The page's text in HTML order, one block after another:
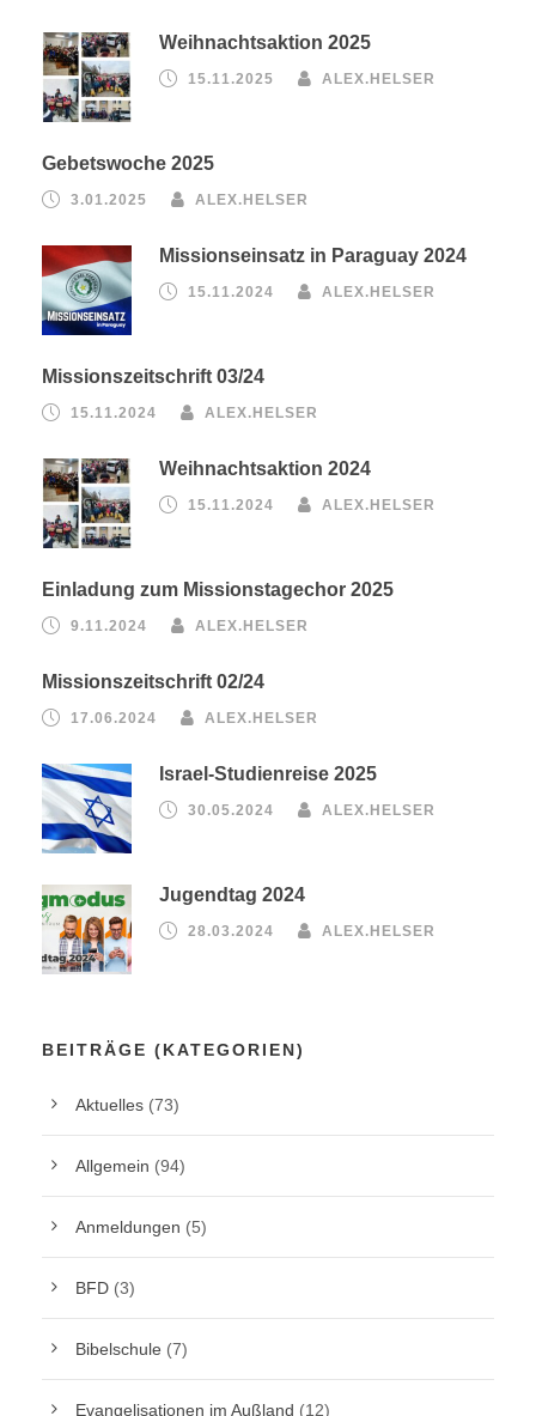
Weihnachtsaktion 2025
15.11.2025 ALEX.HELSER
Gebetswoche 2025
3.01.2025 ALEX.HELSER
Missionseinsatz in Paraguay 2024
15.11.2024 ALEX.HELSER
Missionszeitschrift 03/24
15.11.2024 ALEX.HELSER
Weihnachtsaktion 2024
15.11.2024 ALEX.HELSER
Einladung zum Missionstagechor 2025
9.11.2024 ALEX.HELSER
Missionszeitschrift 02/24
17.06.2024 ALEX.HELSER
Israel-Studienreise 2025
30.05.2024 ALEX.HELSER
Jugendtag 2024
28.03.2024 ALEX.HELSER
BEITRÄGE (KATEGORIEN)
Aktuelles (73)
Allgemein (94)
Anmeldungen (5)
BFD (3)
Bibelschule (7)
Evangelisationen im Außland (12)